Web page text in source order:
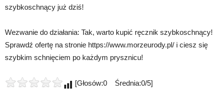
szybkoschnący już dziś!
Wezwanie do działania: Tak, warto kupić ręcznik szybkoschnący!
Sprawdź ofertę na stronie https://www.morzeurody.pl/ i ciesz się
szybkim schnięciem po każdym prysznicu!
[Głosów:0 Średnia:0/5]